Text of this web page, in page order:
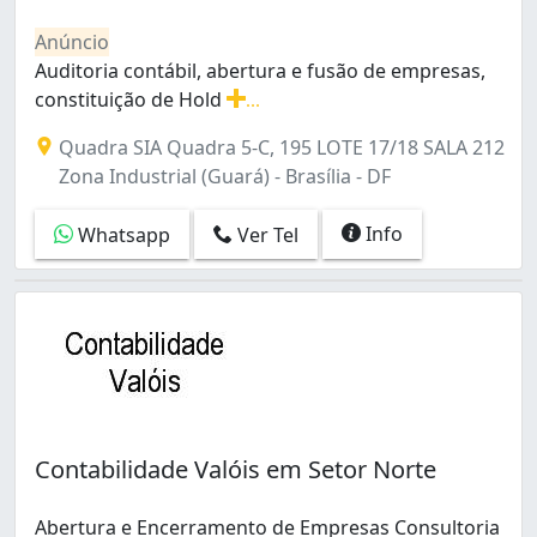
Paranoá (16)
Park Way (2)
Planaltina (21)
Ponte Alta Norte (gama) (1)
Quadras Econômicas Lúcio Costa (Guará) (1)
Recanto Das Emas (5)
Recanto das Emas (16)
Região dos Lagos (Sobradinho) (5)
Residencial do Bosque (São Sebastião) (1)
Riacho Fundo II (17)
Samambaia (12)
Samambaia Norte (Samambaia) (17)
Sao Sebastião (9)
Anúncio
Auditoria contábil, abertura e fusão de empresas,
constituição de Hold
Quadra SIA Quadra 5-C, 195 LOTE 17/18 SALA 212
Zona Industrial (Guará) - Brasília - DF
Whatsapp Ver Tel Info
Contabilidade Valóis em Setor Norte
Abertura e Encerramento de Empresas Consultoria